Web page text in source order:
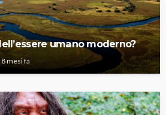
umano moderno?
8 mesi fa